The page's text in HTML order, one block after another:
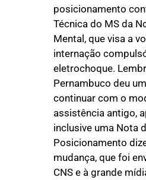
posicionamento
Técnica do MS da
Mental, que visa a
internação
eletrochoque.
Pernambuco deu
continuar com o
assistência antigo,
inclusive uma Nota
Posicionamento
mudança, que foi
CNS e à grande